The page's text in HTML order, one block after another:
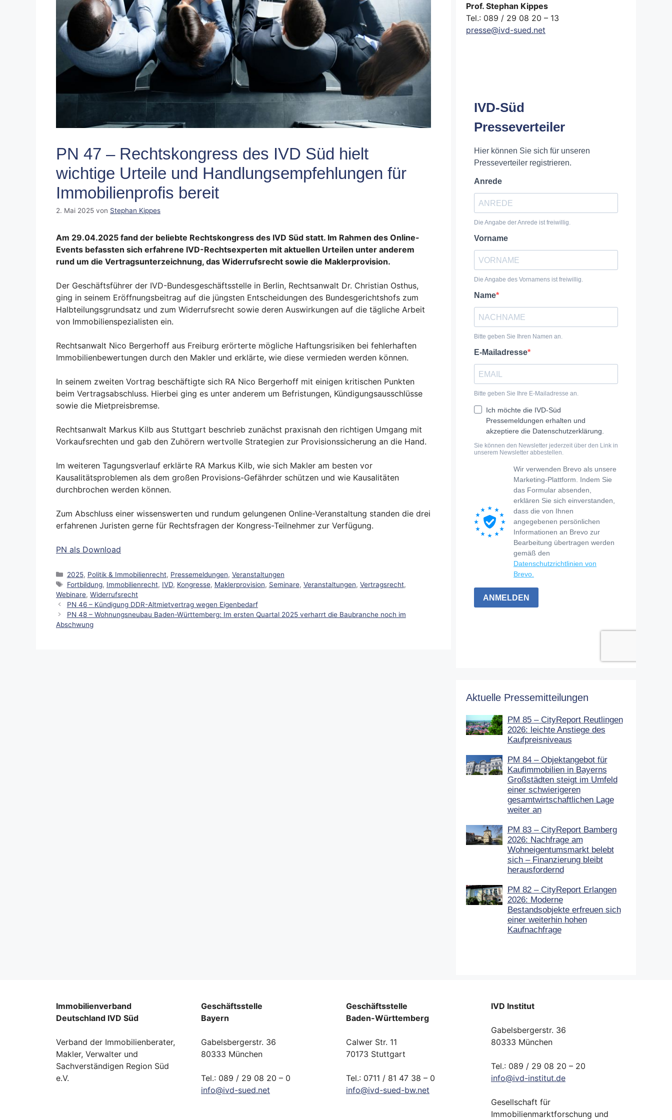
PN 47 – Rechtskongress des IVD Süd hielt
wichtige Urteile und Handlungsempfehlungen für
Immobilienprofis bereit
2. Mai 2025 von Stephan Kippes
Am 29.04.2025 fand der beliebte Rechtskongress des IVD Süd statt. Im Rahmen des Online-
Events befassten sich erfahrene IVD-Rechtsexperten mit aktuellen Urteilen unter anderem
rund um die Vertragsunterzeichnung, das Widerrufsrecht sowie die Maklerprovision.
Der Geschäftsführer der IVD-Bundesgeschäftsstelle in Berlin, Rechtsanwalt Dr. Christian Osthus,
ging in seinem Eröffnungsbeitrag auf die jüngsten Entscheidungen des Bundesgerichtshofs zum
Halbteilungsgrundsatz und zum Widerrufsrecht sowie deren Auswirkungen auf die tägliche Arbeit
von Immobilienspezialisten ein.
Rechtsanwalt Nico Bergerhoff aus Freiburg erörterte mögliche Haftungsrisiken bei fehlerhaften
Immobilienbewertungen durch den Makler und erklärte, wie diese vermieden werden können.
In seinem zweiten Vortrag beschäftigte sich RA Nico Bergerhoff mit einigen kritischen Punkten
beim Vertragsabschluss. Hierbei ging es unter anderem um Befristungen, Kündigungsausschlüsse
sowie die Mietpreisbremse.
Rechtsanwalt Markus Kilb aus Stuttgart beschrieb zunächst praxisnah den richtigen Umgang mit
Vorkaufsrechten und gab den Zuhörern wertvolle Strategien zur Provisionssicherung an die Hand.
Im weiteren Tagungsverlauf erklärte RA Markus Kilb, wie sich Makler am besten vor
Kausalitätsproblemen als dem großen Provisions-Gefährder schützen und wie Kausalitäten
durchbrochen werden können.
Zum Abschluss einer wissenswerten und rundum gelungenen Online-Veranstaltung standen die drei
erfahrenen Juristen gerne für Rechtsfragen der Kongress-Teilnehmer zur Verfügung.
PN als Download
Kategorien
2025, Politik & Immobilienrecht, Pressemeldungen, Veranstaltungen
Schlagwörter
Fortbildung, Immobilienrecht, IVD, Kongresse, Maklerprovision, Seminare, Veranstaltungen, Vertragsrecht,
Webinare, Widerrufsrecht
PN 46 – Kündigung DDR-Altmietvertrag wegen Eigenbedarf
PN 48 – Wohnungsneubau Baden-Württemberg: Im ersten Quartal 2025 verharrt die Baubranche noch im
Abschwung
Prof. Stephan Kippes
Tel.: 089 / 29 08 20 – 13
presse@ivd-sued.net
Aktuelle Pressemitteilungen
PM 85 – CityReport Reutlingen
2026: leichte Anstiege des
Kaufpreisniveaus
PM 84 – Objektangebot für
Kaufimmobilien in Bayerns
Großstädten steigt im Umfeld
einer schwierigeren
gesamtwirtschaftlichen Lage
weiter an
PM 83 – CityReport Bamberg
2026: Nachfrage am
Wohneigentumsmarkt belebt
sich – Finanzierung bleibt
herausfordernd
PM 82 – CityReport Erlangen
2026: Moderne
Bestandsobjekte erfreuen sich
einer weiterhin hohen
Kaufnachfrage
Immobilienverband
Deutschland IVD Süd
Verband der Immobilienberater,
Makler, Verwalter und
Sachverständigen Region Süd
e.V.
Geschäftsstelle
Bayern
Gabelsbergerstr. 36
80333 München
Tel.: 089 / 29 08 20 – 0
info@ivd-sued.net
Geschäftsstelle
Baden-Württemberg
Calwer Str. 11
70173 Stuttgart
Tel.: 0711 / 81 47 38 – 0
info@ivd-sued-bw.net
IVD Institut
Gabelsbergerstr. 36
80333 München
Tel.: 089 / 29 08 20 – 20
info@ivd-institut.de
Gesellschaft für
Immobilienmarktforschung und